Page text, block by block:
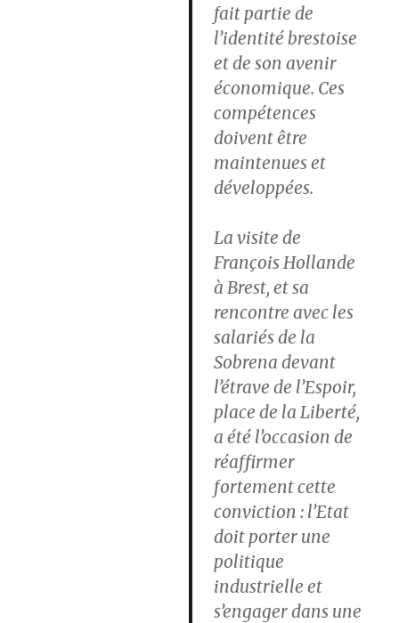
fait partie de
l’identité brestoise
et de son avenir
économique. Ces
compétences
doivent être
maintenues et
développées.
La visite de
François Hollande
à Brest, et sa
rencontre avec les
salariés de la
Sobrena devant
l’étrave de l’Espoir,
place de la Liberté,
a été l’occasion de
réaffirmer
fortement cette
conviction : l’Etat
doit porter une
politique
industrielle et
s’engager dans une